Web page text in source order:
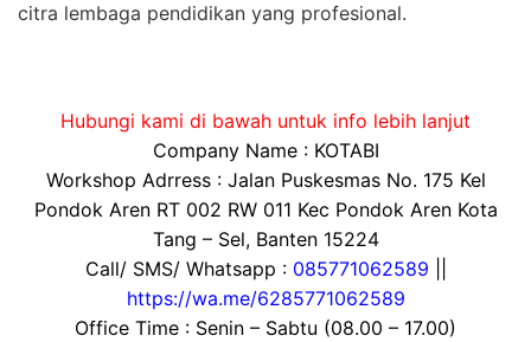
citra lembaga pendidikan yang profesional.
Hubungi kami di bawah untuk info lebih lanjut
Company Name : KOTABI
Workshop Adrress : Jalan Puskesmas No. 175 Kel
Pondok Aren RT 002 RW 011 Kec Pondok Aren Kota
Tang – Sel, Banten 15224
Call/ SMS/ Whatsapp : 085771062589
https://wa.me/6285771062589
Office Time : Senin – Sabtu (08.00 – 17.00)